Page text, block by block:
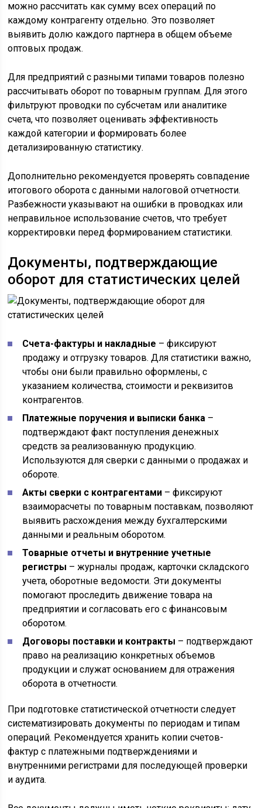
можно рассчитать как сумму всех операций по
каждому контрагенту отдельно. Это позволяет
выявить долю каждого партнера в общем объеме
оптовых продаж.
Для предприятий с разными типами товаров полезно
рассчитывать оборот по товарным группам. Для этого
фильтруют проводки по субсчетам или аналитике
счета, что позволяет оценивать эффективность
каждой категории и формировать более
детализированную статистику.
Дополнительно рекомендуется проверять совпадение
итогового оборота с данными налоговой отчетности.
Разбежности указывают на ошибки в проводках или
неправильное использование счетов, что требует
корректировки перед формированием статистики.
Документы, подтверждающие
оборот для статистических целей
Счета-фактуры и накладные – фиксируют
продажу и отгрузку товаров. Для статистики важно,
чтобы они были правильно оформлены, с
указанием количества, стоимости и реквизитов
контрагентов.
Платежные поручения и выписки банка –
подтверждают факт поступления денежных
средств за реализованную продукцию.
Используются для сверки с данными о продажах и
обороте.
Акты сверки с контрагентами – фиксируют
взаиморасчеты по товарным поставкам, позволяют
выявить расхождения между бухгалтерскими
данными и реальным оборотом.
Товарные отчеты и внутренние учетные
регистры – журналы продаж, карточки складского
учета, оборотные ведомости. Эти документы
помогают проследить движение товара на
предприятии и согласовать его с финансовым
оборотом.
Договоры поставки и контракты – подтверждают
право на реализацию конкретных объемов
продукции и служат основанием для отражения
оборота в отчетности.
При подготовке статистической отчетности следует
систематизировать документы по периодам и типам
операций. Рекомендуется хранить копии счетов-
фактур с платежными подтверждениями и
внутренними регистрами для последующей проверки
и аудита.